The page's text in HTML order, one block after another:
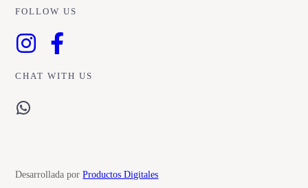
FOLLOW US
CHAT WITH US
WhatsApp
Desarrollada porProductos Digitales